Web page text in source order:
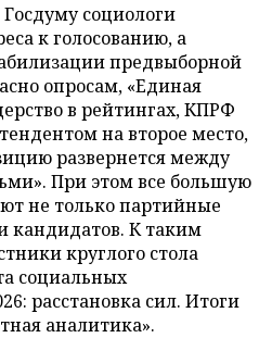
социологи
к голосованию, а
предвыборной
опросам, «Единая
в рейтингах, КПРФ
на второе место,
развернется между
При этом все большую
не только партийные
кандидатов. К таким
круглого стола
социальных
расстановка сил. Итоги
аналитика».